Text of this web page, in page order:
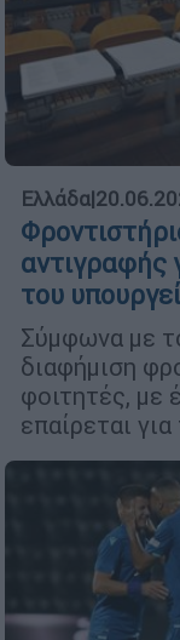
Ελλάδα|
αντιγραφής
του
Σύμφωνα με
διαφήμιση
φοιτητές, με
επαίρεται